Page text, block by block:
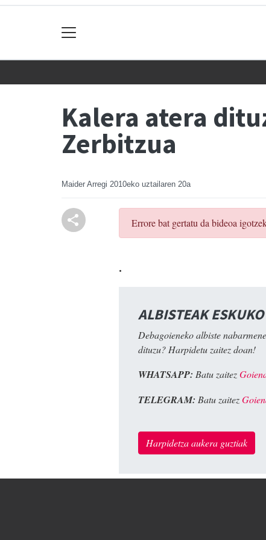
Kalera atera
Zerbitzua
Maider Arregi 2010eko uztailaren 20a
Errore bat gertatu da bideoa
.
ALBISTEAK
Debagoieneko albiste
dituzu? Harpidetu zaitez doan!
WHATSAPP: Batu zaitez
TELEGRAM: Batu zaitez
Harpidetza aukera guztiak